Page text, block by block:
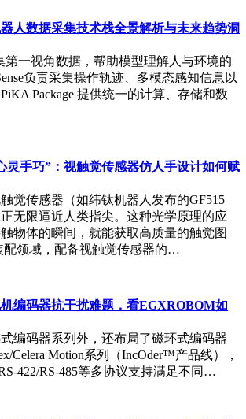
物通讯时，AI将饱含情感的叙述改为标
细节丢失。编辑批评道：“这不是新闻，
”这一案例揭示，当人类过度依赖AI的写
性与本真性正被逐渐消解。从商业计划书
到诗歌，流畅却千篇一律的文本正取代笨
策权的让渡。沈阳上班族张磊发现，周末
赖旅游App的“网红路线”推荐，从餐厅选
倾向选择所谓“前景好、薪资高”的行业。
实则是对自我主体性的放弃——算法基于
却无法理解个体的情感需求与人生意义。
一步固化了认知边界。调查显示，随着算
获取信息的渠道愈发单一。为提升用户黏
是放松，没想到被算法困在‘信息牢
。”当人们习惯于被动接受“投喂”，独立判
的包容度便悄然流失。
”，过度恐慌并无必要。技术与人类的互动
类通过点击、停留、分享等行为训练
性需求；而AI的反馈也能帮助人类提升
键在于找到平衡点：享受技术便利的同
人数据采集技术栈全景解析与未来趋势洞
第一视角数据，帮助模型理解人与环境的
负责采集操作轨迹、多模态感知信息以
Package 提供统一的计算、存储和数
灵手巧”：视触觉传感器仿人手设计如何赋
觉传感器（如纬钛机器人发布的GF515
无限逼近人类指尖。这种光学原理的应
物体的瞬间，就能获取高质量的触觉图
配领域，配备视触觉传感器的…
编码器抗干扰难题，看EGXROBOM如
编码器系列外，还布局了磁环式编码器
Celera Motion系列（IncOder™产品线），
422/RS-485等多协议支持满足不同…